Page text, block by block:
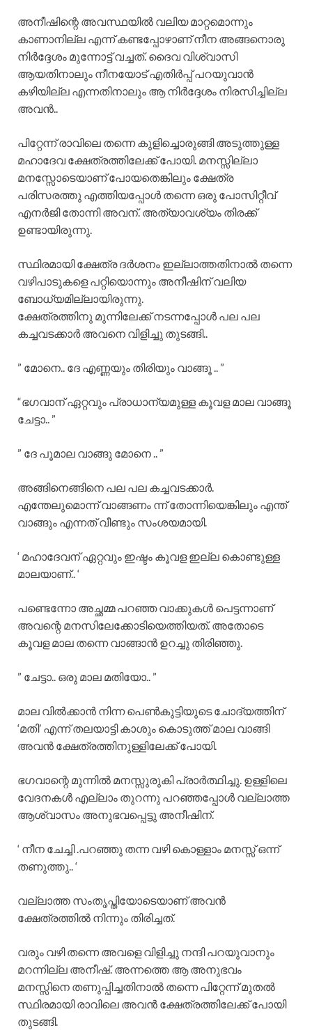
അനീഷിന്റെ അവസ്ഥയിൽ വലിയ മാറ്റമൊന്നും
കാണാനില്ല എന്ന് കണ്ടപ്പോഴാണ് നീന അങ്ങനൊരു
നിർദ്ദേശം മുന്നോട്ട് വച്ചത്. ദൈവ വിശ്വാസി
ആയതിനാലും നീനയോട് എതിർപ്പ് പറയുവാൻ
കഴിയില്ല എന്നതിനാലും ആ നിർദ്ദേശം നിരസിച്ചില്ല
അവൻ..
പിറ്റേന്ന് രാവിലെ തന്നെ കുളിച്ചൊരുങ്ങി അടുത്തുള്ള
മഹാദേവ ക്ഷേത്രത്തിലേക്ക് പോയി. മനസ്സില്ലാ
മനസ്സോടെയാണ് പോയതെങ്കിലും ക്ഷേത്ര
പരിസരത്തു എത്തിയപ്പോൾ തന്നെ ഒരു പോസിറ്റീവ്
എനർജി തോന്നി അവന്. അത്യാവശ്യം തിരക്ക്
ഉണ്ടായിരുന്നു.
സ്ഥിരമായി ക്ഷേത്ര ദർശനം ഇല്ലാത്തതിനാൽ തന്നെ
വഴിപാടുകളെ പറ്റിയൊന്നും അനീഷിന് വലിയ
ബോധ്യമില്ലായിരുന്നു.
ക്ഷേത്രത്തിനു മുന്നിലേക്ക് നടന്നപ്പോൾ പല പല
കച്ചവടക്കാർ അവനെ വിളിച്ചു തുടങ്ങി..
” മോനെ.. ദേ എണ്ണയും തിരിയും വാങ്ങൂ .. ”
“ഭഗവാന് ഏറ്റവും പ്രാധാന്യമുള്ള കൂവള മാല വാങ്ങൂ
ചേട്ടാ.. ”
” ദേ പൂമാല വാങ്ങു മോനെ .. ”
അങ്ങിനെങ്ങിനെ പല പല കച്ചവടക്കാർ.
എന്തേലുമൊന്ന് വാങ്ങണം ന്ന് തോന്നിയെങ്കിലും എന്ത്
വാങ്ങും എന്നത് വീണ്ടും സംശയമായി.
‘ മഹാദേവന് ഏറ്റവും ഇഷ്ടം കൂവള ഇല്ല കൊണ്ടുള്ള
മാലയാണ്.. ‘
പണ്ടെന്നോ അച്ഛമ്മ പറഞ്ഞ വാക്കുകൾ പെട്ടന്നാണ്
അവന്റെ മനസിലേക്കോടിയെത്തിയത്. അതോടെ
കൂവള മാല തന്നെ വാങ്ങാൻ ഉറച്ചു തിരിഞ്ഞു.
” ചേട്ടാ.. ഒരു മാല മതിയോ.. ”
മാല വിൽക്കാൻ നിന്ന പെൺകുട്ടിയുടെ ചോദ്യത്തിന്
‘മതി’ എന്ന് തലയാട്ടി കാശും കൊടുത്ത് മാല വാങ്ങി
അവൻ ക്ഷേത്രത്തിനുള്ളിലേക്ക് പോയി.
ഭഗവാന്റെ മുന്നിൽ മനസ്സുരുകി പ്രാർത്ഥിച്ചു. ഉള്ളിലെ
വേദനകൾ എല്ലാം തുറന്നു പറഞ്ഞപ്പോൾ വല്ലാത്ത
ആശ്വാസം അനുഭവപ്പെട്ടു അനീഷിന്.
‘ നീന ചേച്ചി .പറഞ്ഞു തന്ന വഴി കൊള്ളാം മനസ്സ് ഒന്ന്
തണുത്തു.. ‘
വല്ലാത്ത സംതൃപ്തിയോടെയാണ് അവൻ
ക്ഷേത്രത്തിൽ നിന്നും തിരിച്ചത്.
വരും വഴി തന്നെ അവളെ വിളിച്ചു നന്ദി പറയുവാനും
മറന്നില്ല അനീഷ്. അന്നത്തെ ആ അനുഭവം
മനസ്സിനെ തണുപ്പിച്ചതിനാൽ തന്നെ പിറ്റേന്ന് മുതൽ
സ്ഥിരമായി രാവിലെ അവൻ ക്ഷേത്രത്തിലേക്ക് പോയി
തുടങ്ങി.